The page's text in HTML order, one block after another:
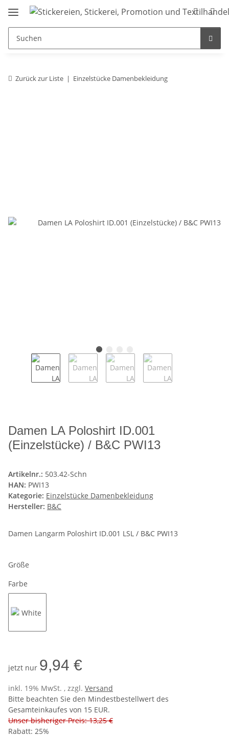
Zurück zur Liste Einzelstücke Damenbekleidung
Damen LA Poloshirt ID.001
(Einzelstücke) / B&C PWI13
Artikelnr.: 503.42-Schn
HAN: PWI13
Kategorie: Einzelstücke Damenbekleidung
Hersteller: B&C
Damen Langarm Poloshirt ID.001 LSL / B&C PWI13
Größe
Farbe
jetzt nur 9,94 €
inkl. 19% MwSt. , zzgl. Versand
Bitte beachten Sie den Mindestbestellwert des
Gesamteinkaufes von 15 EUR.
Unser bisheriger Preis: 13,25 €
Rabatt: 25%